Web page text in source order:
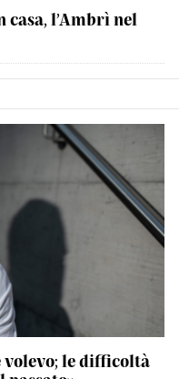
l’Ambrì nel
volevo; le difficoltà